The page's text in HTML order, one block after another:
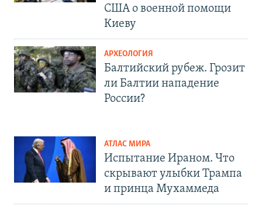
США о военной помощи
Киеву
АРХЕОЛОГИЯ
Балтийский рубеж. Грозит
ли Балтии нападение
России?
АТЛАС МИРА
Испытание Ираном. Что
скрывают улыбки Трампа
и принца Мухаммеда